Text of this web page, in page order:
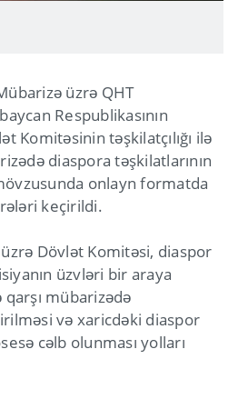
üzrə QHT
Respublikasının
Komitəsinin təşkilatçılığı ilə
diaspora təşkilatlarının
onlayn formatda
keçirildi.
Dövlət Komitəsi, diaspor
üzvləri bir araya
mübarizədə
və xaricdəki diaspor
cəlb olunması yolları